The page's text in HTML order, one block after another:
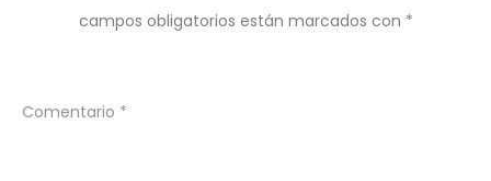
campos obligatorios están marcados con *
Comentario *